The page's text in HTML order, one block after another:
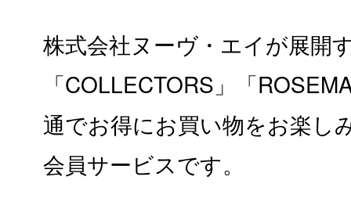
株式会社ヌーヴ・エイが展開
「COLLECTORS」「
通でお得にお買い物をお楽し
会員サービスです。